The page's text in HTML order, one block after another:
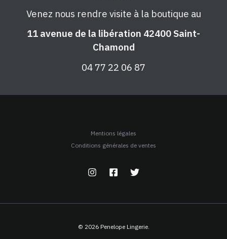
Venez nous rendre visite à la boutique au
11 avenue de la libération 42400 Saint-
Chamond
04 77 22 06 87
Mentions légales
Conditions générales de ventes
© 2026 Penelope Lingerie.